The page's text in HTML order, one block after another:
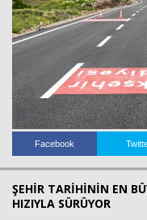
Facebook
ŞEHİR TARİHİNİN EN
HIZIYLA SÜRÜYOR